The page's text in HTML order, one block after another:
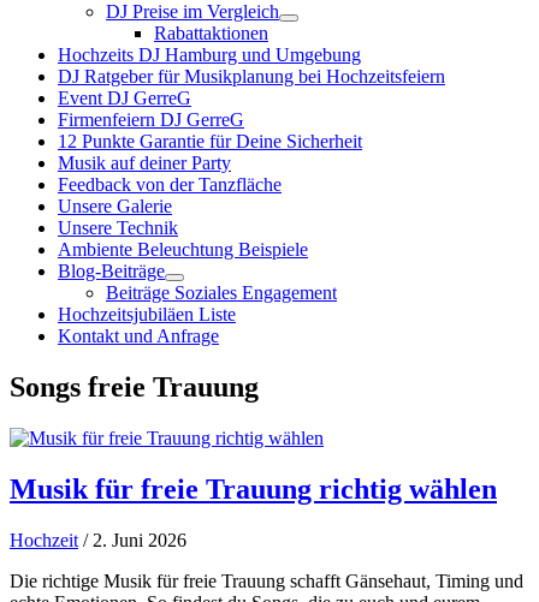
DJ Preise im Vergleich
Rabattaktionen
Hochzeits DJ Hamburg und Umgebung
DJ Ratgeber für Musikplanung bei Hochzeitsfeiern
Event DJ GerreG
Firmenfeiern DJ GerreG
12 Punkte Garantie für Deine Sicherheit
Musik auf deiner Party
Feedback von der Tanzfläche
Unsere Galerie
Unsere Technik
Ambiente Beleuchtung Beispiele
Blog-Beiträge
Beiträge Soziales Engagement
Hochzeitsjubiläen Liste
Kontakt und Anfrage
Songs freie Trauung
Musik für freie Trauung richtig wählen
Hochzeit / 2. Juni 2026
Die richtige Musik für freie Trauung schafft Gänsehaut, Timing und